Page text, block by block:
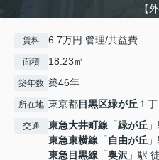
【
賃料 6.7万円 管理/共益費 -
面積 18.23㎡
築年数 築46年
所在地 東京都目黒区緑が丘１丁
交通 東急大井町線 「緑が丘
東急東横線 「 自由が丘
東急目黒線 「奥沢 」駅